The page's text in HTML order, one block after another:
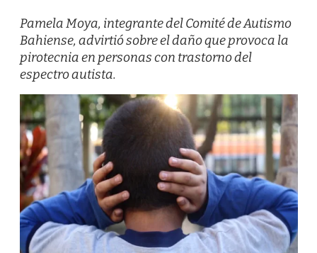
Pamela Moya, integrante del Comité de Autismo
Bahiense, advirtió sobre el daño que provoca la
pirotecnia en personas con trastorno del
espectro autista.